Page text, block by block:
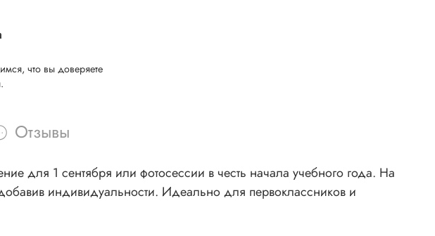
что вы доверяете
Отзывы
для 1 сентября или фотосессии в честь начала учебного года. На
индивидуальности. Идеально для первоклассников и